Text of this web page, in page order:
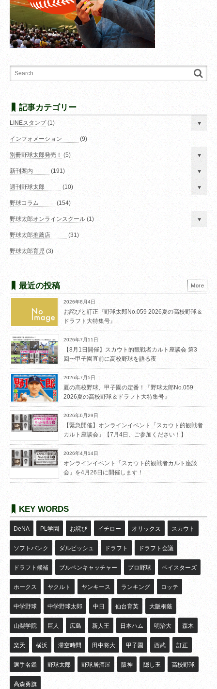
記事カテゴリー
LINEスタンプ(1)
インフォメーション (9)
別冊野球太郎発売！ (5)
新刊案内 (191)
週刊野球太郎 (10)
野球コラム (154)
野球太郎オンラインスクール (1)
野球太郎推薦店 (31)
野球太郎育児 (3)
最近の投稿
2026年8月4日
お詫びと訂正『野球太郎No.059 2026夏の高校野球＆
ドラフト大特集号』
2026年7月11日
【8月1日開催】スカウト的観戦者カルト座談会 第3
回〜甲子園直前に高校野球を語る夜
2026年7月5日
夏の高校野球、甲子園の定番！『野球太郎No.059
2026夏の高校野球＆ドラフト大特集号』
2026年6月29日
【緊急開催】オンラインイベント「スカウト的観戦者
カルト座談会」【7月4日、ご参加ください！】
2026年4月14日
オンラインイベント「スカウト的観戦者カルト座談
会」を4月26日に開催します！
More
KEY WORDS
DeNA PL学園 お詫び イチロー オリックス スカウト
ソフトバンク ダルビッシュ ドラフト ドラフト会議
ドラフト候補 ブルペンキャッチャー プロ野球 ベイスターズ
ホークス ヤクルト ヤンキース ランキング ロッテ
中学野球 中学野球太郎 中日 仙台育英 大阪桐蔭
山梨学院 巨人 広島 新人王 日本ハム 明治大 森木
楽天 横浜 滞空時間 田中将大 甲子園 西武 訂正
選手名鑑 野球太郎 野球居酒屋 阪神 隠し玉 高校野球
高森勇旗